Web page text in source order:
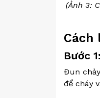
(Ảnh 3:
Cách
Bước
Đun
để cháy